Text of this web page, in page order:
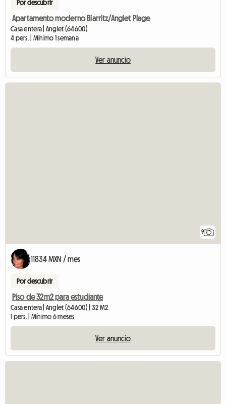
Por descubrir
Apartamento moderno Biarritz/Anglet Plage
Casa entera | Anglet (64600)
4 pers. | Mínimo 1 semana
Ver anuncio
9
11834 MXN / mes
Por descubrir
Piso de 32m2 para estudiante
Casa entera | Anglet (64600) | 32 M2
1 pers. | Mínimo 6 meses
Ver anuncio